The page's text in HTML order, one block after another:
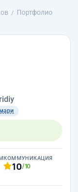
Портфолио
КОММУНИКАЦИЯ
10/10